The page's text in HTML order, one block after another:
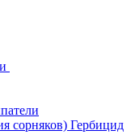
Гербицид